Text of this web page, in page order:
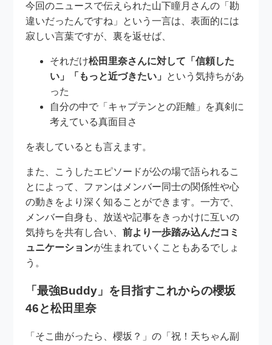
今回のニュースで伝えられた山下瞳月さんの「勘
違いだったんですね」という一言は、表面的には
寂しい言葉ですが、裏を返せば、
それだけ松田里奈さんに対して「信頼した
い」「もっと近づきたい」 という気持ちがあ
った
自分の中で「キャプテンとの距離」を真剣に
考えている真面目さ
を表しているとも言えます。
また、こうしたエピソードが公の場で語られるこ
とによって、ファンはメンバー同士の関係性や心
の動きをより深く知ることができます。一方で、
メンバー自身も、放送や記事をきっかけに互いの
気持ちを共有し合い、前より一歩踏み込んだコミ
ュニケーションが生まれていくこともあるでしょ
う。
「最強Buddy」を目指すこれからの櫻坂
46と松田里奈
「そこ曲がったら、櫻坂？」の「祝！天ちゃん副